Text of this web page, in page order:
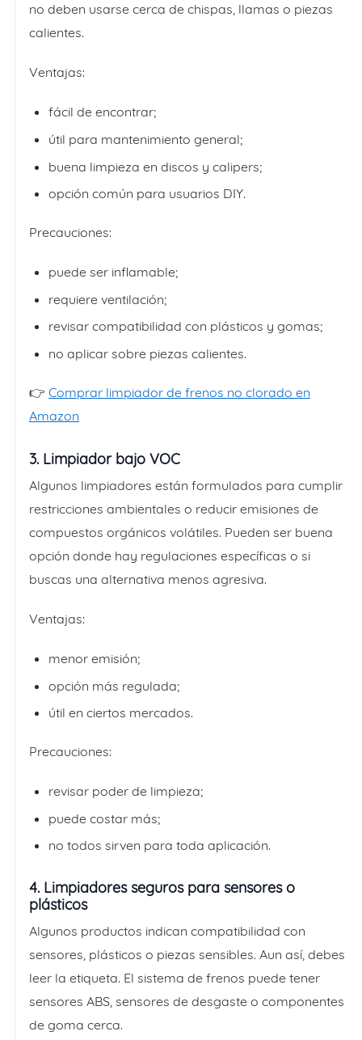
no deben usarse cerca de chispas, llamas o piezas
calientes.
Ventajas:
fácil de encontrar;
útil para mantenimiento general;
buena limpieza en discos y calipers;
opción común para usuarios DIY.
Precauciones:
puede ser inflamable;
requiere ventilación;
revisar compatibilidad con plásticos y gomas;
no aplicar sobre piezas calientes.
👉 Comprar limpiador de frenos no clorado en
Amazon
3. Limpiador bajo VOC
Algunos limpiadores están formulados para cumplir
restricciones ambientales o reducir emisiones de
compuestos orgánicos volátiles. Pueden ser buena
opción donde hay regulaciones específicas o si
buscas una alternativa menos agresiva.
Ventajas:
menor emisión;
opción más regulada;
útil en ciertos mercados.
Precauciones:
revisar poder de limpieza;
puede costar más;
no todos sirven para toda aplicación.
4. Limpiadores seguros para sensores o
plásticos
Algunos productos indican compatibilidad con
sensores, plásticos o piezas sensibles. Aun así, debes
leer la etiqueta. El sistema de frenos puede tener
sensores ABS, sensores de desgaste o componentes
de goma cerca.